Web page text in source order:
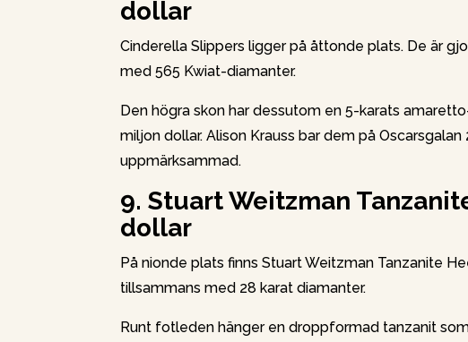
dollar
Cinderella Slippers ligger på åttonde plats. De är
med 565 Kwiat-diamanter.
Den högra skon har dessutom en 5-karats
miljon dollar. Alison Krauss bar dem på
uppmärksammad.
9. Stuart Weitzman
dollar
På nionde plats finns Stuart Weitzman Tanzanite
tillsammans med 28 karat diamanter.
Runt fotleden hänger en droppformad tanzanit